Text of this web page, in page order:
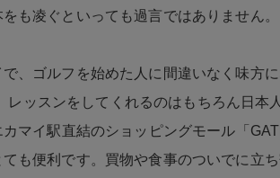
をも凌ぐといっても過言ではありません。
、ゴルフを始めた人に間違いなく味方
レッスンをしてくれるのはもちろん日本
マイ駅直結のショッピングモール「
も便利です。買物や食事のついでに立